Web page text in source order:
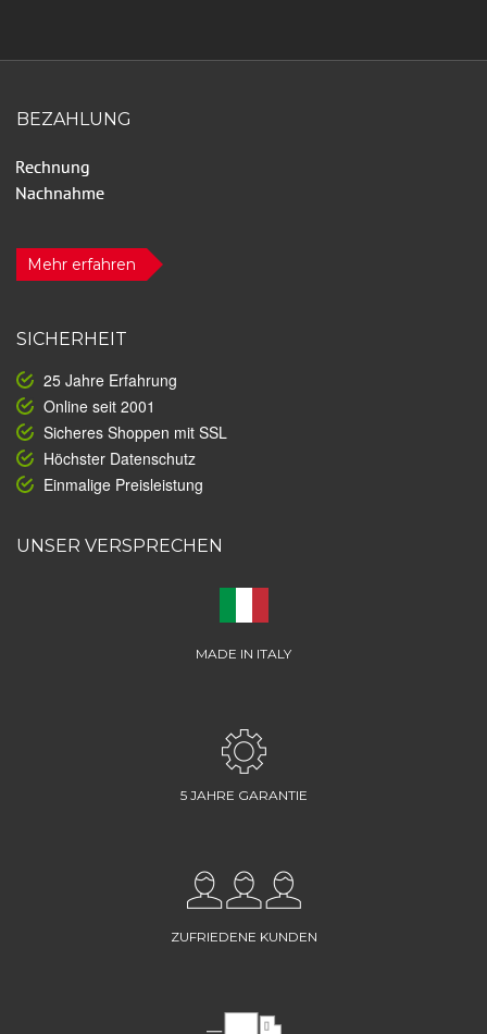
BEZAHLUNG
Mehr erfahren
SICHERHEIT
25 Jahre Erfahrung
Online seit 2001
Sicheres Shoppen mit SSL
Höchster Datenschutz
Einmalige Preisleistung
UNSER VERSPRECHEN
MADE IN ITALY
5 JAHRE GARANTIE
ZUFRIEDENE KUNDEN